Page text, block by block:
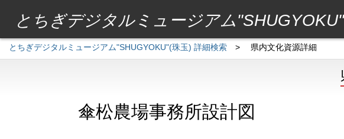
とちぎデジタルミュージアム"SHUGYOKU"
とちぎデジタルミュージアム"SHUGYOKU"(珠玉) 詳細検索 > 県内文化資源詳細
傘松農場事務所設計図